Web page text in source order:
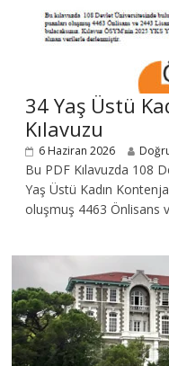
34 Yaş Üstü
Kılavuzu
6 Haziran 2026
Bu PDF Kılavuzda 108
Yaş Üstü Kadın
oluşmuş 4463 Önlisans